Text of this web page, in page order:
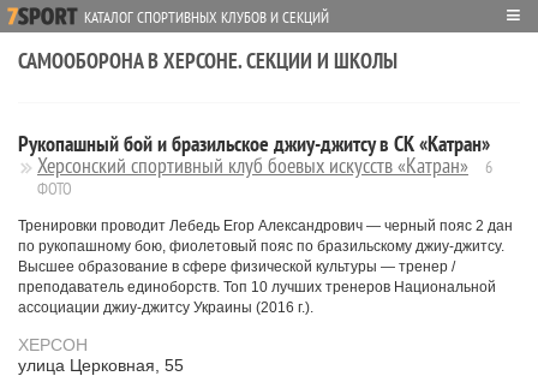
КАТАЛОГ СПОРТИВНЫХ КЛУБОВ И СЕКЦИЙ ≡
САМООБОРОНА В ХЕРСОНЕ. СЕКЦИИ И ШКОЛЫ
Рукопашный бой и бразильское джиу-джитсу в СК «Катран»
Херсонский спортивный клуб боевых искусств «Катран»
6
ФОТО
Тренировки проводит Лебедь Егор Александрович — черный пояс 2 дан
по рукопашному бою, фиолетовый пояс по бразильскому джиу-джитсу.
Высшее образование в сфере физической культуры — тренер /
преподаватель единоборств. Топ 10 лучших тренеров Национальной
ассоциации джиу-джитсу Украины (2016 г.).
ХЕРСОН
улица Церковная, 55